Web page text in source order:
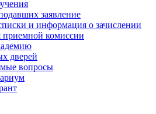
заявление
и информация о зачислении
приемной комиссии
дверей
вопросы